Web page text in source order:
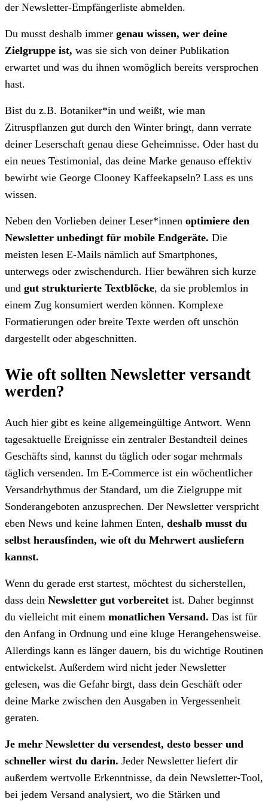
der Newsletter-Empfängerliste abmelden.
Du musst deshalb immer genau wissen, wer deine
Zielgruppe ist, was sie sich von deiner Publikation
erwartet und was du ihnen womöglich bereits versprochen
hast.
Bist du z.B. Botaniker*in und weißt, wie man
Zitruspflanzen gut durch den Winter bringt, dann verrate
deiner Leserschaft genau diese Geheimnisse. Oder hast du
ein neues Testimonial, das deine Marke genauso effektiv
bewirbt wie George Clooney Kaffeekapseln? Lass es uns
wissen.
Neben den Vorlieben deiner Leser*innen optimiere den
Newsletter unbedingt für mobile Endgeräte. Die
meisten lesen E-Mails nämlich auf Smartphones,
unterwegs oder zwischendurch. Hier bewähren sich kurze
und gut strukturierte Textblöcke, da sie problemlos in
einem Zug konsumiert werden können. Komplexe
Formatierungen oder breite Texte werden oft unschön
dargestellt oder abgeschnitten.
Wie oft sollten Newsletter versandt
werden?
Auch hier gibt es keine allgemeingültige Antwort. Wenn
tagesaktuelle Ereignisse ein zentraler Bestandteil deines
Geschäfts sind, kannst du täglich oder sogar mehrmals
täglich versenden. Im E-Commerce ist ein wöchentlicher
Versandrhythmus der Standard, um die Zielgruppe mit
Sonderangeboten anzusprechen. Der Newsletter verspricht
eben News und keine lahmen Enten, deshalb musst du
selbst herausfinden, wie oft du Mehrwert ausliefern
kannst.
Wenn du gerade erst startest, möchtest du sicherstellen,
dass dein Newsletter gut vorbereitet ist. Daher beginnst
du vielleicht mit einem monatlichen Versand. Das ist für
den Anfang in Ordnung und eine kluge Herangehensweise.
Allerdings kann es länger dauern, bis du wichtige Routinen
entwickelst. Außerdem wird nicht jeder Newsletter
gelesen, was die Gefahr birgt, dass dein Geschäft oder
deine Marke zwischen den Ausgaben in Vergessenheit
geraten.
Je mehr Newsletter du versendest, desto besser und
schneller wirst du darin. Jeder Newsletter liefert dir
außerdem wertvolle Erkenntnisse, da dein Newsletter-Tool,
bei jedem Versand analysiert, wo die Stärken und